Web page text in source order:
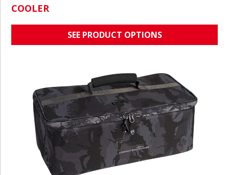
COOLER
SEE PRODUCT OPTIONS